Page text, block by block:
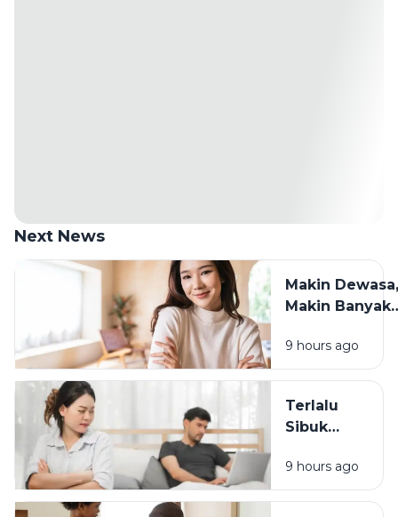
Next News
Makin Dewasa,
Makin Banyak
Cara Tetap
Waras
9 hours ago
Terlalu
Sibuk
Dampaknya
pada
9 hours ago